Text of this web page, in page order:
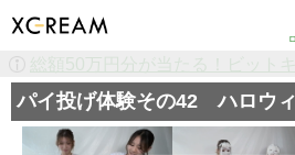
パイ投げ体験その42 ハロウ